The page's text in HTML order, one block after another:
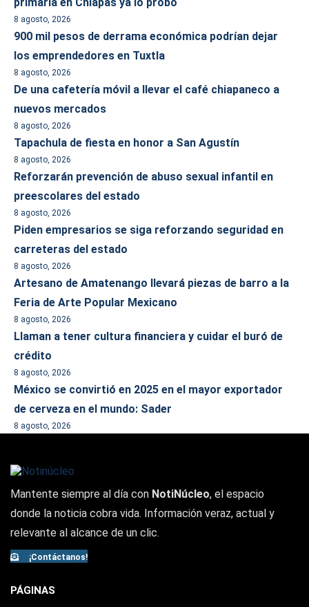
8 agosto, 2026
900 mil pesos de derrama económica podrían dejar
los emprendedores en Tuxtla
8 agosto, 2026
De una cafetería móvil a llevar el café chiapaneco a
nuevos mercados
8 agosto, 2026
Tapachula de fiesta en honor a San Agustín
8 agosto, 2026
Reforzarán prevención de abuso sexual infantil en
preescolares del estado
8 agosto, 2026
Piden empresarios se siga reforzando seguridad en
carreteras del estado
8 agosto, 2026
Artesano de Amatenango llevará piezas de barro a la
Feria de Arte Popular Mexicano
8 agosto, 2026
Llaman a tener cultura financiera y cuidar el buró de
crédito
8 agosto, 2026
México se convirtió en 2025 en el mayor exportador
de cerveza en el mundo: Sader
8 agosto, 2026
Mantente siempre al día con NotiNúcleo, el espacio
donde la noticia cobra vida. Información veraz, actual y
relevante al alcance de un clic.
¡Contáctanos!
PÁGINAS